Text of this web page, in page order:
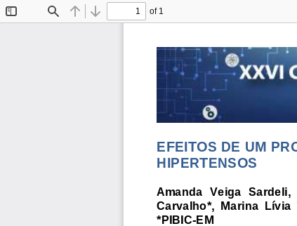
Find Previous
Next
of 1
EFEITOS DE UM
HIPERTENSOS
Amanda  Veiga  Sardeli
Carvalho*,  Marina  Lívia
*PIBIC-EM